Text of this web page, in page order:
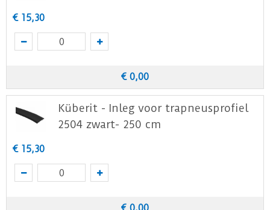
€ 15,30
€ 0,00
Küberit - Inleg voor trapneusprofiel
2504 zwart- 250 cm
€ 15,30